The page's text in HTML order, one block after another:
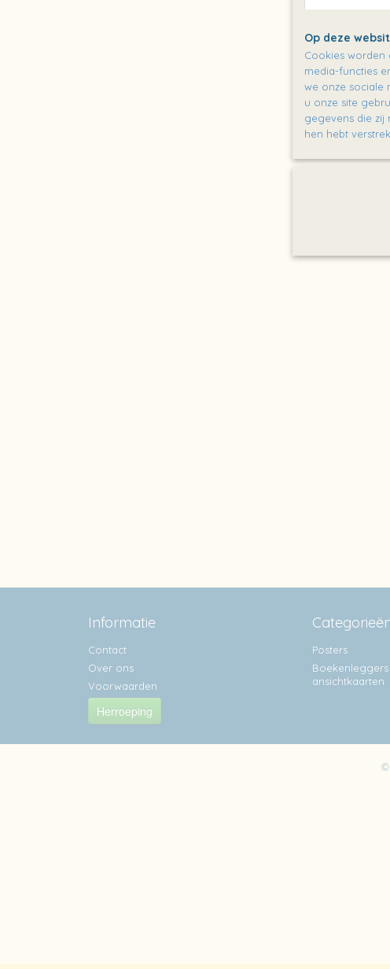
Informatie
Contact
Over ons
Voorwaarden
Herroeping
Posters
Boekenleggers
ansichtkaarten
©
Op deze
Cookies worden
media-functies
we onze sociale
u onze site
gegevens die zij
hen hebt